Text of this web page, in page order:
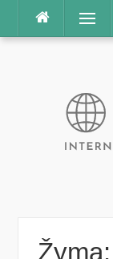
Praleisti
Meniu
Žyma: